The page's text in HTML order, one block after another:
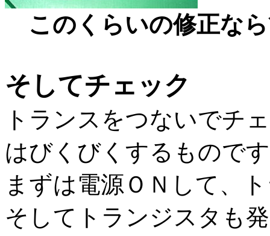
このくらいの修正な
そしてチェック
トランスをつないでチ
はびくびくするもので
まずは電源ＯＮして、
そしてトランジスタも